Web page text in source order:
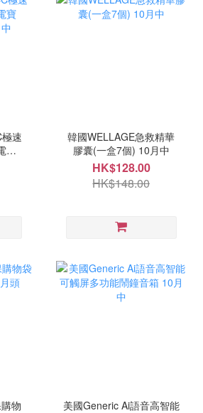
速
寶
韓國WELLAGE急救精華
膠囊(一盒7個) 10月中
HK$128.00
HK$148.00
物
美國Generic Ai語音高智能